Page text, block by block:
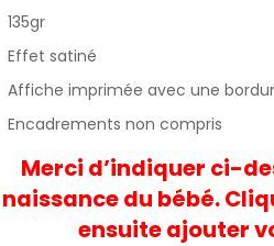
customer
ratings
135gr
Effet satiné
Affiche imprimée avec une
Encadrements non compris
Merci d’indiquer ci-
naissance du bébé.
ensuite ajouter